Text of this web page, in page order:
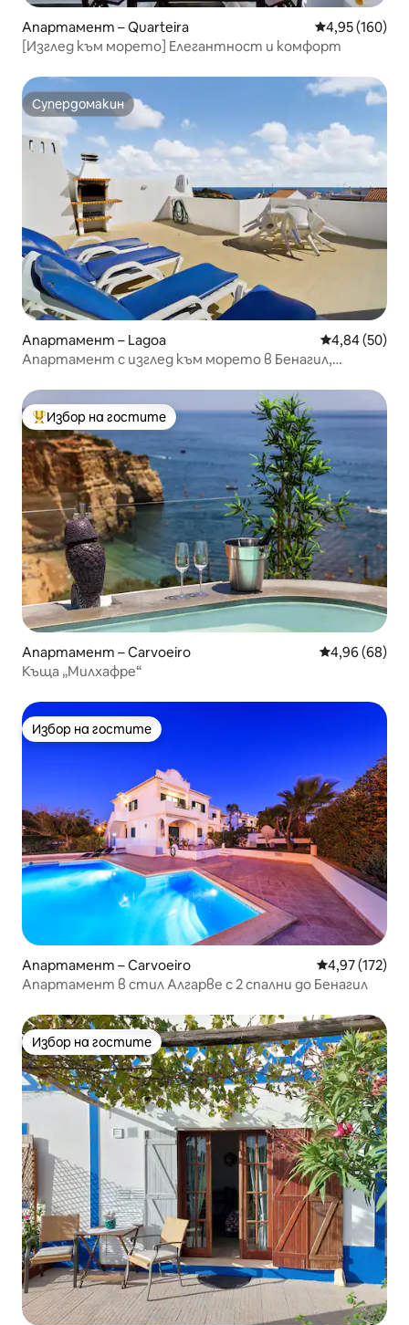
Апартамент – Quarteira Средна
4,95 (160)
[Изглед към морето] Елегантност и комфорт
Супердомакин
Супердомакин
Апартамент – Lagoa Средна
4,84 (50)
Апартамент с изглед към морето в Бенагил,
Най-популярен избор на гостите
Избор на гостите
Апартамент – Carvoeiro Средна
4,96 (68)
Къща „Милхафре“
Избор на гостите
Избор на гостите
Апартамент – Carvoeiro Средна
4,97 (172)
Апартамент в стил Алгарве с 2 спални до Бенагил
Избор на гостите
Избор на гостите